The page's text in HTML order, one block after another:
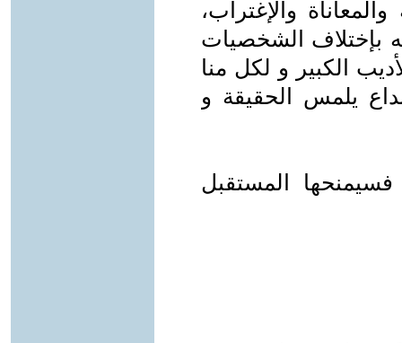
والإغتراب،
بإختلاف الشخصيات
الكبير و لكل منا
يلمس الحقيقة و
المستقبل